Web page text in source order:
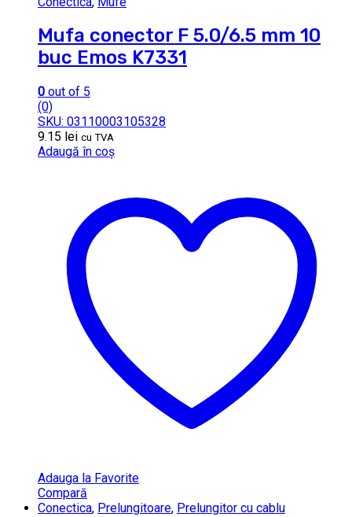
Mufa conector F 5.0/6.5 mm 10
buc Emos K7331
0 out of 5
(0)
SKU: 03110003105328
9.15 lei cu TVA
Adaugă în coș
Adauga la Favorite
Compară
Conectica, Prelungitoare, Prelungitor cu cablu